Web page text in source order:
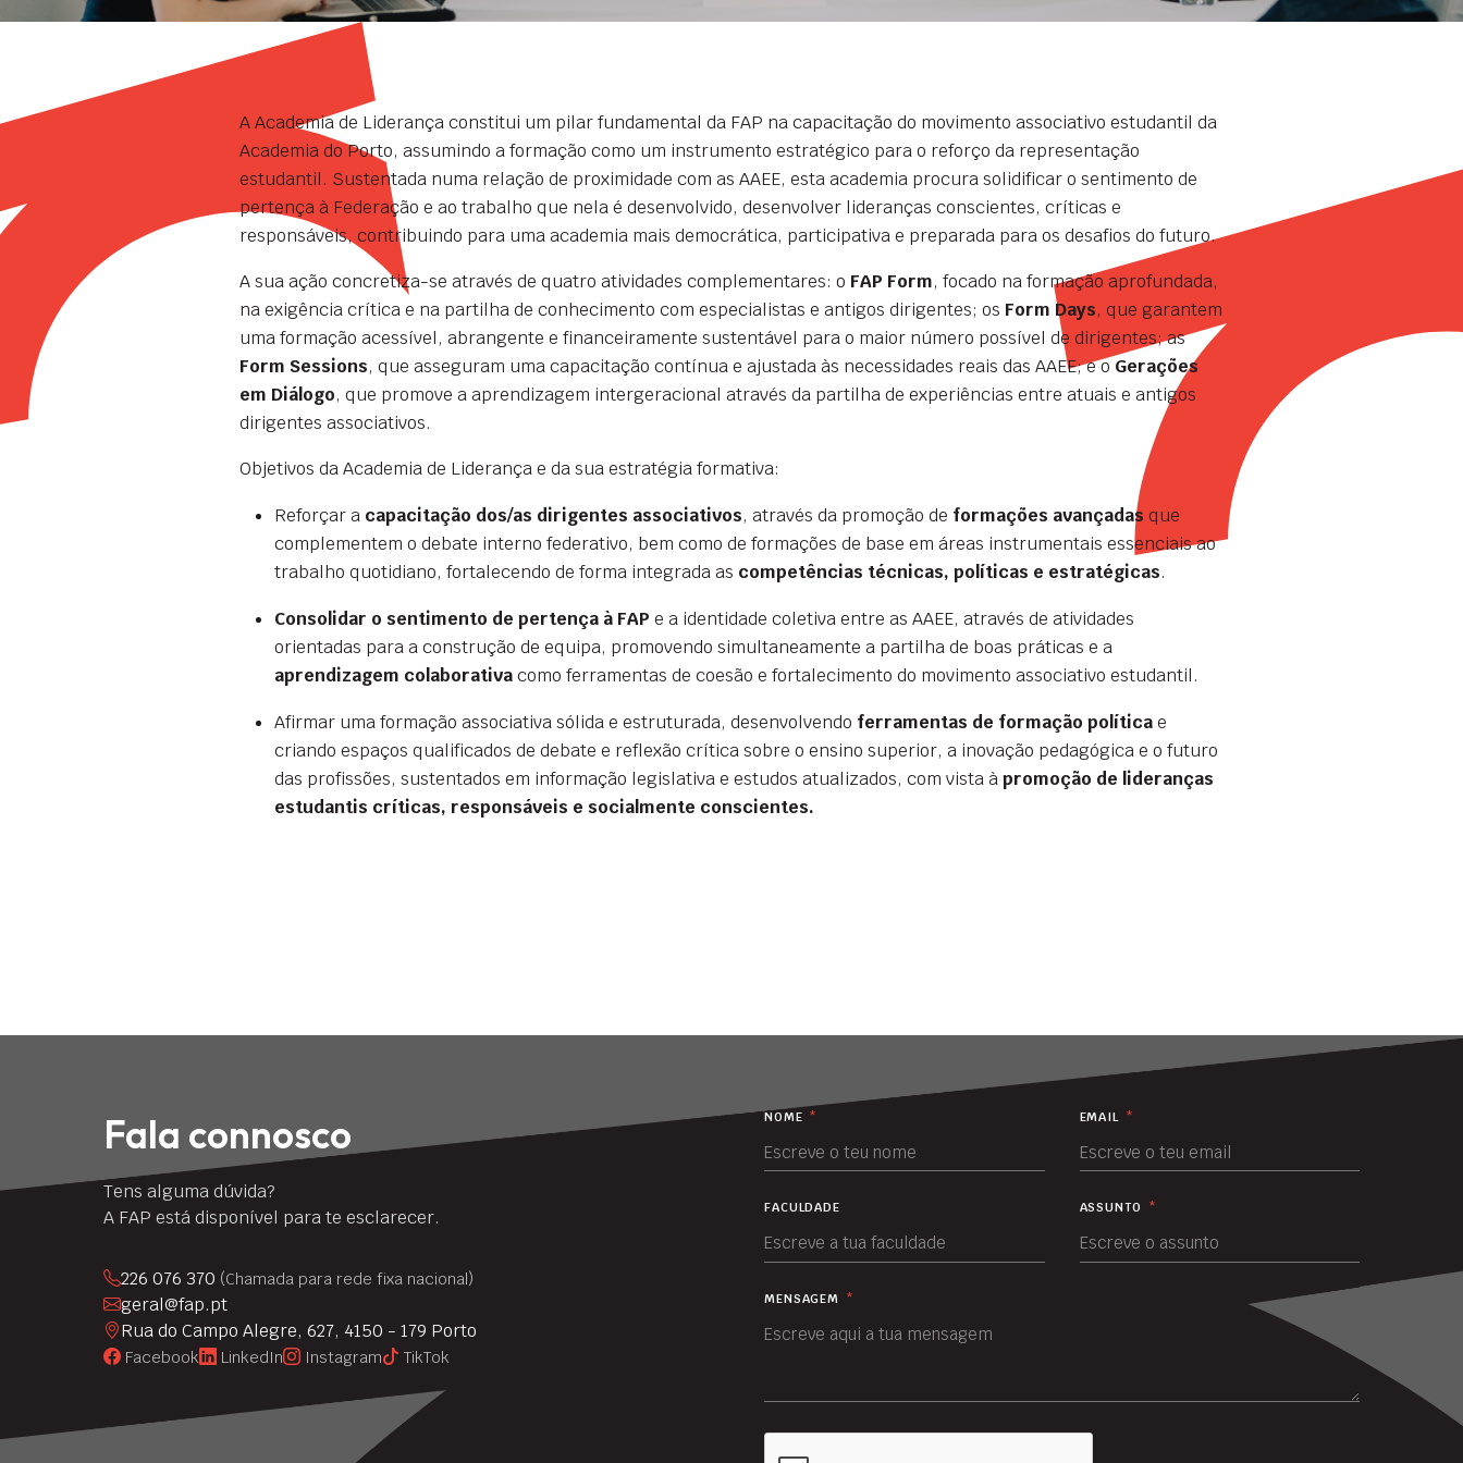
A Academia de Liderança constitui um pilar fundamental da FAP na capacitação do movimento associativo estudantil da
Academia do Porto, assumindo a formação como um instrumento estratégico para o reforço da representação
estudantil. Sustentada numa relação de proximidade com as AAEE, esta academia procura solidificar o sentimento de
pertença à Federação e ao trabalho que nela é desenvolvido, desenvolver lideranças conscientes, críticas e
responsáveis, contribuindo para uma academia mais democrática, participativa e preparada para os desafios do futuro.
A sua ação concretiza-se através de quatro atividades complementares: o FAP Form, focado na formação aprofundada,
na exigência crítica e na partilha de conhecimento com especialistas e antigos dirigentes; os Form Days, que garantem
uma formação acessível, abrangente e financeiramente sustentável para o maior número possível de dirigentes; as
Form Sessions, que asseguram uma capacitação contínua e ajustada às necessidades reais das AAEE; e o Gerações
em Diálogo, que promove a aprendizagem intergeracional através da partilha de experiências entre atuais e antigos
dirigentes associativos.
Objetivos da Academia de Liderança e da sua estratégia formativa:
Reforçar a capacitação dos/as dirigentes associativos, através da promoção de formações avançadas que
complementem o debate interno federativo, bem como de formações de base em áreas instrumentais essenciais ao
trabalho quotidiano, fortalecendo de forma integrada as competências técnicas, políticas e estratégicas.
Consolidar o sentimento de pertença à FAP e a identidade coletiva entre as AAEE, através de atividades
orientadas para a construção de equipa, promovendo simultaneamente a partilha de boas práticas e a
aprendizagem colaborativacomo ferramentas de coesão e fortalecimento do movimento associativo estudantil.
Afirmar uma formação associativa sólida e estruturada, desenvolvendo ferramentas de formação políticae
criando espaços qualificados de debate e reflexão crítica sobre o ensino superior, a inovação pedagógica e o futuro
das profissões, sustentados em informação legislativa e estudos atualizados, com vista àpromoção de lideranças
estudantis críticas, responsáveis e socialmente conscientes.
Fala connosco
Tens alguma dúvida?
A FAP está disponível para te esclarecer.
226 076 370 (Chamada para rede fixa nacional)
geral@fap.pt
Rua do Campo Alegre, 627, 4150 - 179 Porto
Facebook LinkedIn Instagram TikTok
NOME * EMAIL *
FACULDADE ASSUNTO *
MENSAGEM *